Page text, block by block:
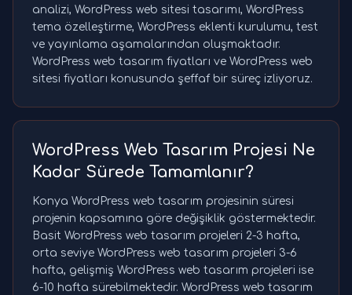
analizi, WordPress web sitesi tasarımı, WordPress
tema özelleştirme, WordPress eklenti kurulumu, test
ve yayınlama aşamalarından oluşmaktadır.
WordPress web tasarım fiyatları ve WordPress web
sitesi fiyatları konusunda şeffaf bir süreç izliyoruz.
WordPress Web Tasarım Projesi Ne
Kadar Sürede Tamamlanır?
Konya WordPress web tasarım projesinin süresi
projenin kapsamına göre değişiklik göstermektedir.
Basit WordPress web tasarım projeleri 2-3 hafta,
orta seviye WordPress web tasarım projeleri 3-6
hafta, gelişmiş WordPress web tasarım projeleri ise
6-10 hafta sürebilmektedir. WordPress web tasarım